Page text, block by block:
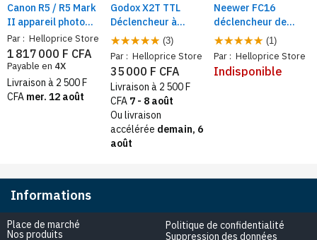
Canon R5 / R5 Mark
II appareil photo
numérique hybrides
+ Objectif RF 24-
105mm F4L
Par : Helloprice Store
1 817 000 F CFA
Payable en 4X
Livraison à 2 500 F
CFA mer. 12 août
Godox X2T TTL
Déclencheur à
Distance pour
camera DSL,
1/8000s, HSS
(3)
Par : Helloprice Store
35 000 F CFA
Livraison à 2 500 F
CFA 7 - 8 août
Ou livraison
accélérée demain, 6
août
Neewer FC16
déclencheur de
flash radio avec
émetteur pour
Canon Rebel
(1)
Par : Helloprice Store
Indisponible
Informations
Place de marché
Nos produits
Politique de confidentialité
Suppression des données